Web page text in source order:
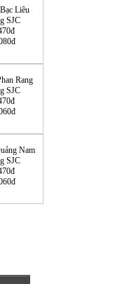
Bạc Liêu
SJC
Rang
SJC
Nam
SJC